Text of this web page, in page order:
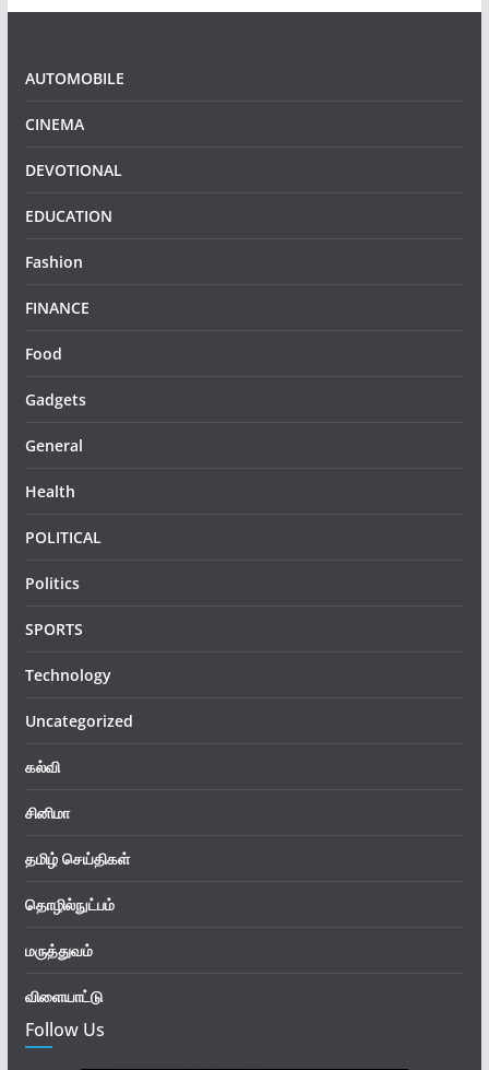
AUTOMOBILE
CINEMA
DEVOTIONAL
EDUCATION
Fashion
FINANCE
Food
Gadgets
General
Health
POLITICAL
Politics
SPORTS
Technology
Uncategorized
கல்வி
சினிமா
தமிழ் செய்திகள்
தொழில்நுட்பம்
மருத்துவம்
விளையாட்டு
Follow Us